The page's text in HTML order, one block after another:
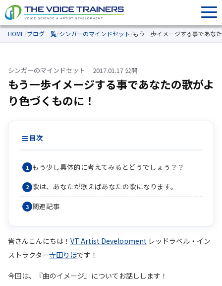
HOME/ブログ一覧/シンガーのマインドセット/もう一歩イメージする事であな
シンガーのマインドセット 2017.01.17 公開
もう一歩イメージする事であなたの歌がよ
り色づくものに！
目次
もう少し具体的に考えてみるとどうでしょう？？
歌は、あなたが歌えばあなたの歌になります。
関連記事
皆さんこんにちは！ VT Artist Development レッドラベル・イン
ストラクター寺田りほです！
今回は、『曲のイメージ』についてお話しします！